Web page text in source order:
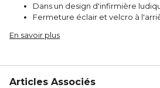
Dans un design d'infirmière
Fermeture éclair et velcro à
En savoir plus
Articles Associés